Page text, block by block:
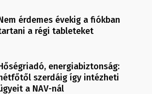
érdemes évekig a fiókban
a régi tableteket
energiabiztonság:
szerdáig így intézheti
a NAV-nál